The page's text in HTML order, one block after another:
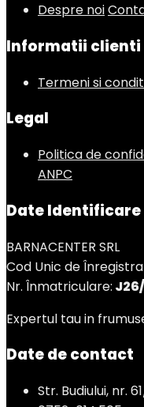
Despre noi
Informatii clienti
Termeni si
Legal
Politica de
ANPC
Date Identificare
BARNACENTER SRL
Cod Unic de
Nr. Înmatriculare:
Expertul tau in
Date de contact
Str. Budiului, nr.